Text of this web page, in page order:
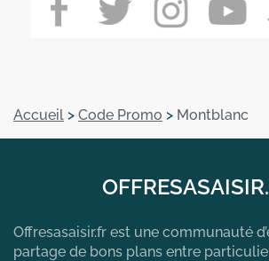
Accueil > Code Promo > Montblanc
Offresasaisir.fr est une communauté
partage de bons plans entre